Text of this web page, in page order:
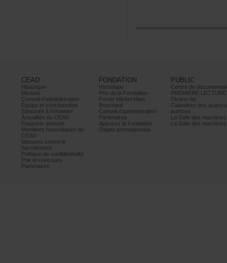
CEAD
Historique
Mission
Conseild’administration
Équipeetcoordonnées
S’inscrireàl’infolettre
ActualitésduCEAD
Rapportsannuels
Membreshonorifiquesdu
CEAD
Mesurescontrele
harcèlement
Politiquedeconfidentialité
Prixetconcours
Partenaires
FONDATION
Historique
PrixdelaFondation
FondsMichelMarc
Bouchard
Conseild’administration
Partenaires
AppuyezlaFondation
Objetspromotionnels
PUBLIC
PREMIÈRELECTURE
Divans-lits
autrices